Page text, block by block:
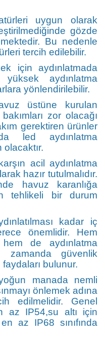
uygun olarak
gözde
Bu nedenle
tercih edilebilir.
için aydınlatmada
aydınlatma
yönlendirilebilir.
üstüne kurulan
zor olacağı
gerektiren ürünler
led aydınlatma
acil aydınlatma
hazır tutulmalıdır.
havuz karanlığa
tehlikeli bir durum
kadar iç
önemlidir. Hem
de aydınlatma
zamanda güvenlik
bulunur.
manada nemli
önlemek adına
edilmelidir. Genel
az IP54,su altı için
az IP68 sınıfında